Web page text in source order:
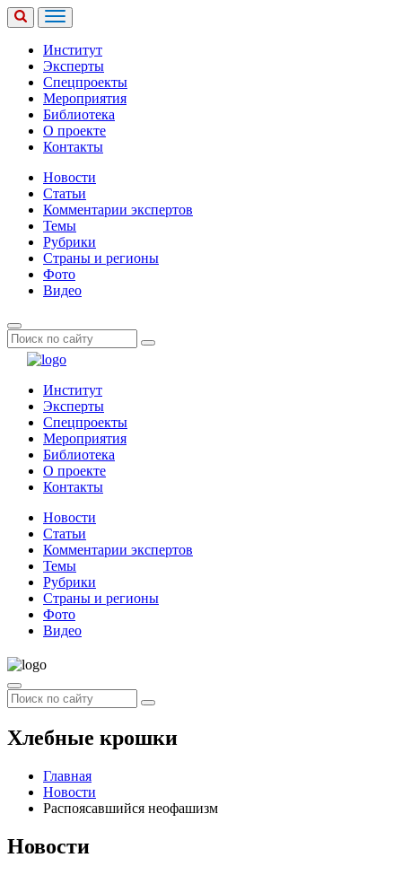
Институт
Эксперты
Спецпроекты
Мероприятия
Библиотека
О проекте
Контакты
Новости
Статьи
Комментарии экспертов
Темы
Рубрики
Страны и регионы
Фото
Видео
Институт
Эксперты
Спецпроекты
Мероприятия
Библиотека
О проекте
Контакты
Новости
Статьи
Комментарии экспертов
Темы
Рубрики
Страны и регионы
Фото
Видео
Хлебные крошки
Главная
Новости
Распоясавшийся неофашизм
Новости